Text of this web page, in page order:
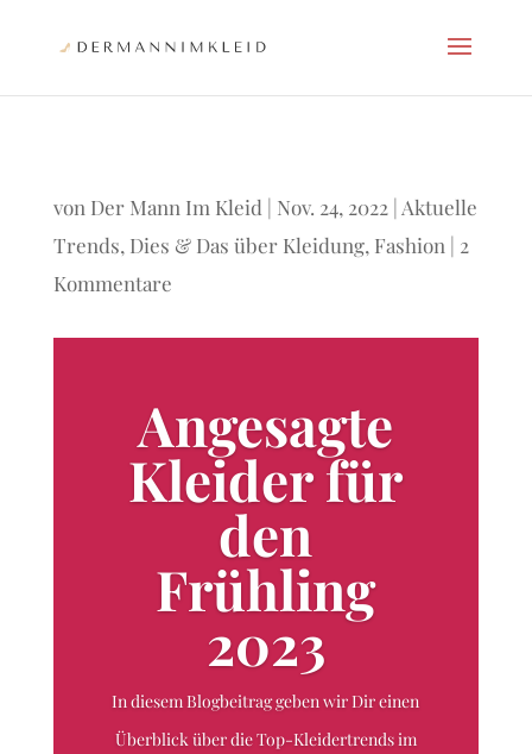
von Der Mann Im Kleid | Nov. 24, 2022| Aktuelle
Trends, Dies & Das über Kleidung, Fashion | 2
Kommentare
Angesagte
Kleider für
den
Frühling
2023
In diesem Blogbeitrag geben wir Dir einen
Überblick über die Top-Kleidertrends im